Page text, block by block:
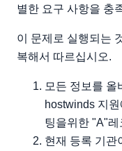
별한 요구 사항을 충
이 문제로 실행되는
복해서 따르십시오.
모든 정보를
hostwinds 지
팅을위한 "A"
현재 등록 기관